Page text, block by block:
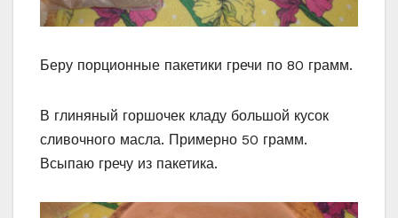
Беру порционные пакетики гречи по 80 грамм.
В глиняный горшочек кладу большой кусок
сливочного масла. Примерно 50 грамм.
Всыпаю гречу из пакетика.